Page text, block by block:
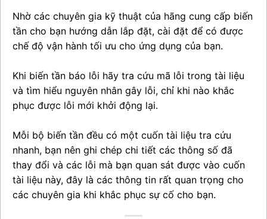
Nhờ các chuyên gia kỹ thuật của hãng cung cấp biến
tần cho bạn hướng dẫn lắp đặt, cài đặt để có được
chế độ vận hành tối ưu cho ứng dụng của bạn.
Khi biến tần báo lỗi hãy tra cứu mã lỗi trong tài liệu
và tìm hiểu nguyên nhân gây lỗi, chỉ khi nào khắc
phục được lỗi mới khởi động lại.
Mỗi bộ biến tần đều có một cuốn tài liệu tra cứu
nhanh, bạn nên ghi chép chi tiết các thông số đã
thay đổi và các lỗi mà bạn quan sát được vào cuốn
tài liệu này, đây là các thông tin rất quan trọng cho
các chuyên gia khi khắc phục sự cố cho bạn.